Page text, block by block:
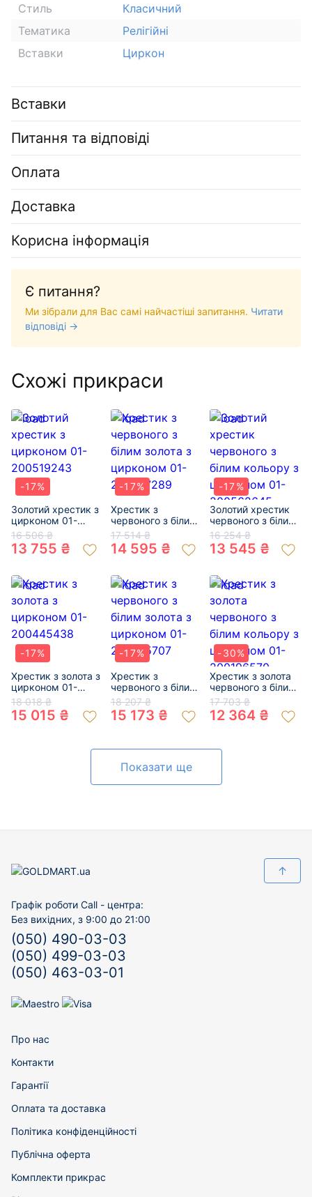
Стиль
Класичний
Тематика
Релігійні
Вставки
Циркон
Вставки
Питання та відповіді
Оплата
Доставка
Корисна інформація
Є питання?
Ми зібрали для Вас самі найчастіші запитання. Читати
відповіді →
Схожі прикраси
-17%
Золотий хрестик з
цирконом 01-
200519243
16 506 ₴
13 755 ₴
-17%
Хрестик з
червоного з білим
золота з цирконом
01-200757289
17 514 ₴
14 595 ₴
-17%
Золотий хрестик
червоного з білим
кольору з
цирконом 01-
200562645
16 254 ₴
13 545 ₴
-17%
Хрестик з золота з
цирконом 01-
200445438
18 018 ₴
15 015 ₴
-17%
Хрестик з
червоного з білим
золота з цирконом
01-200475707
18 207 ₴
15 173 ₴
-30%
Хрестик з золота
червоного з білим
кольору з
цирконом 01-
200196570
17 703 ₴
12 364 ₴
Показати ще
↑
Графік роботи Call - центра:
Без вихідних, з 9:00 до 21:00
(050) 490-03-03
(050) 499-03-03
(050) 463-03-01
Про нас
Контакти
Гарантії
Оплата та доставка
Політика конфіденційності
Публічна оферта
Комплекти прикрас